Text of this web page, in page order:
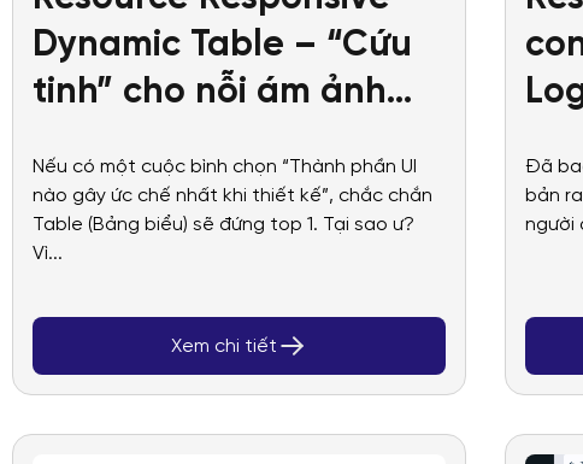
Dynamic Table – “Cứu
tinh” cho nỗi ám ảnh
Dashboard
Nếu có một cuộc bình chọn “Thành phần UI
nào gây ức chế nhất khi thiết kế”, chắc chắn
Table (Bảng biểu) sẽ đứng top 1. Tại sao ư?
Vì...
Xem chi tiết
Đã
bản
người